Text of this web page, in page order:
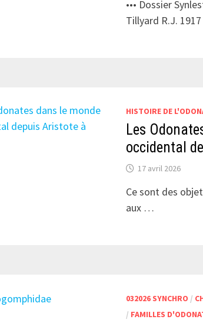
••• Dossier
Tillyard R.J.
HISTOIRE DE
Les
occidental
17 avril 2026
Ce sont des
aux …
032026 SYNCHRO /
/ FAMILLES